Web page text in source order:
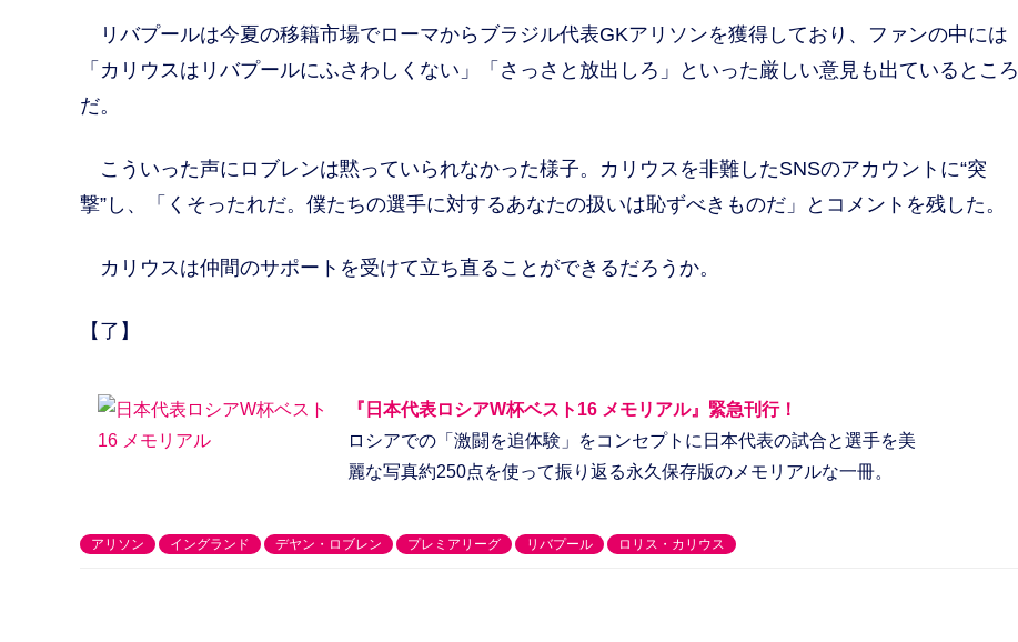
リバプールは今夏の移籍市場でローマからブラジル代表GKアリソンを獲得しており、ファンの中には
「カリウスはリバプールにふさわしくない」「さっさと放出しろ」といった厳しい意見も出ているところ
だ。
こういった声にロブレンは黙っていられなかった様子。カリウスを非難したSNSのアカウントに“突
撃”し、「くそったれだ。僕たちの選手に対するあなたの扱いは恥ずべきものだ」とコメントを残した。
カリウスは仲間のサポートを受けて立ち直ることができるだろうか。
【了】
『日本代表ロシアW杯ベスト16 メモリアル』緊急刊行！
ロシアでの「激闘を追体験」をコンセプトに日本代表の試合と選手を美
麗な写真約250点を使って振り返る永久保存版のメモリアルな一冊。
アリソン イングランド デヤン・ロブレン プレミアリーグ リバプール ロリス・カリウス